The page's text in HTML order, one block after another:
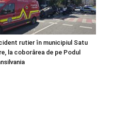
rutier în municipiul Satu
la coborârea de pe Podul